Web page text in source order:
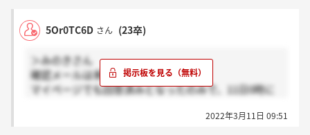
5Or0TC6D さん (23卒)
＞みのきさん
確認メールは来ていません。
マイページでも回答済みとなったのみで、11日0時に
2022年3月11日 09:51